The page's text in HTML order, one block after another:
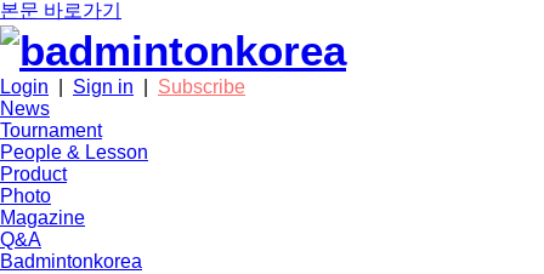
본문 바로가기
Login Sign in
Subscribe
News
Tournament
People & Lesson
Product
Photo
Magazine
Q&A
Badmintonkorea